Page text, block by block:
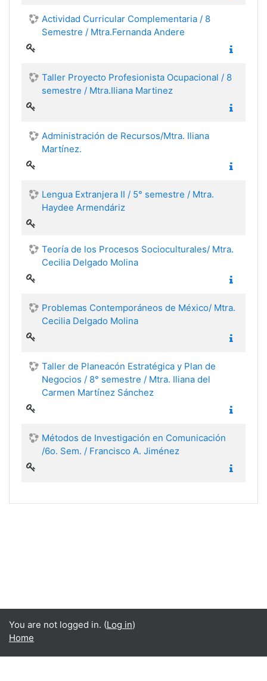
Actividad Curricular Complementaria / 8
Semestre / Mtra.Fernanda Andere
Taller Proyecto Profesionista Ocupacional / 8
semestre / Mtra.Iliana Martinez
Administración de Recursos/Mtra. Iliana
Martínez.
Lengua Extranjera II / 5° semestre / Mtra.
Haydee Armendáriz
Teoría de los Procesos Socioculturales/ Mtra.
Cecilia Delgado Molina
Problemas Contemporáneos de México/ Mtra.
Cecilia Delgado Molina
Taller de Planeacón Estratégica y Plan de
Negocios / 8° semestre / Mtra. Iliana del
Carmen Martínez Sánchez
Métodos de Investigación en Comunicación
/6o. Sem. / Francisco A. Jiménez
You are not logged in. (Log in)
Home
Language